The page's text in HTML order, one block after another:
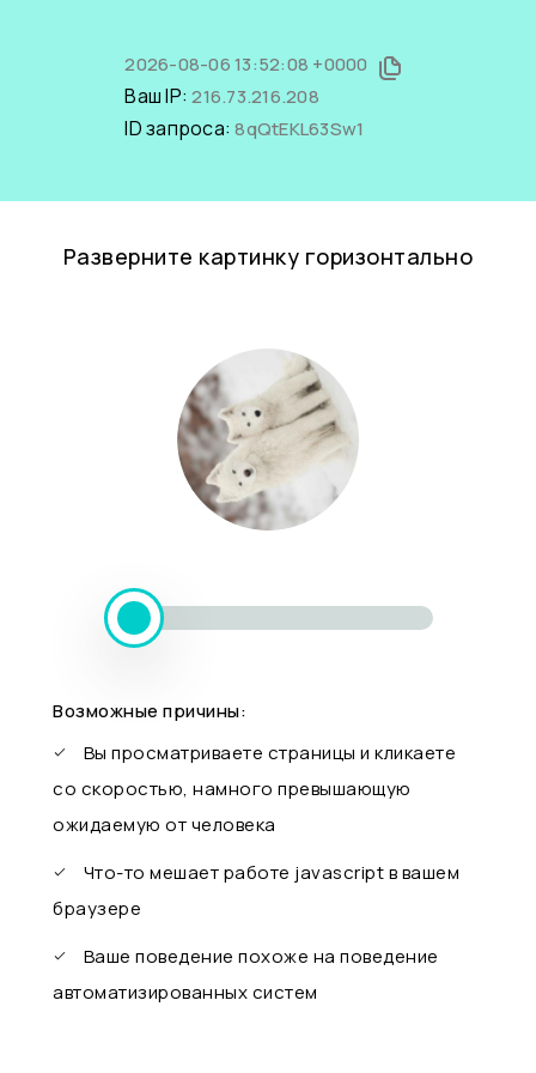
2026-08-06 13:52:08 +0000
Ваш IP:216.73.216.208
ID запроса:8qQtEKL63Sw1
Разверните картинку горизонтально
Возможные причины:
Вы просматриваете страницы и кликаете
со скоростью, намного превышающую
ожидаемую от человека
Что-то мешает работе javascript в вашем
браузере
Ваше поведение похоже на поведение
автоматизированных систем